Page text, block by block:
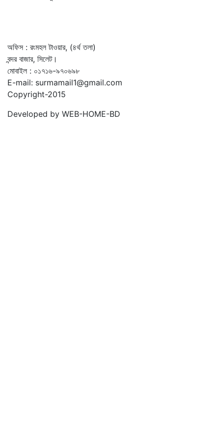
অফিস : রংমহল টাওয়ার, (৪র্থ তলা)
বন্দর বাজার, সিলেট।
মোবাইল : ০১৭১৬-৯৭০৬৯৮
E-mail: surmamail1@gmail.com
Copyright-2015
Developed by WEB-HOME-BD